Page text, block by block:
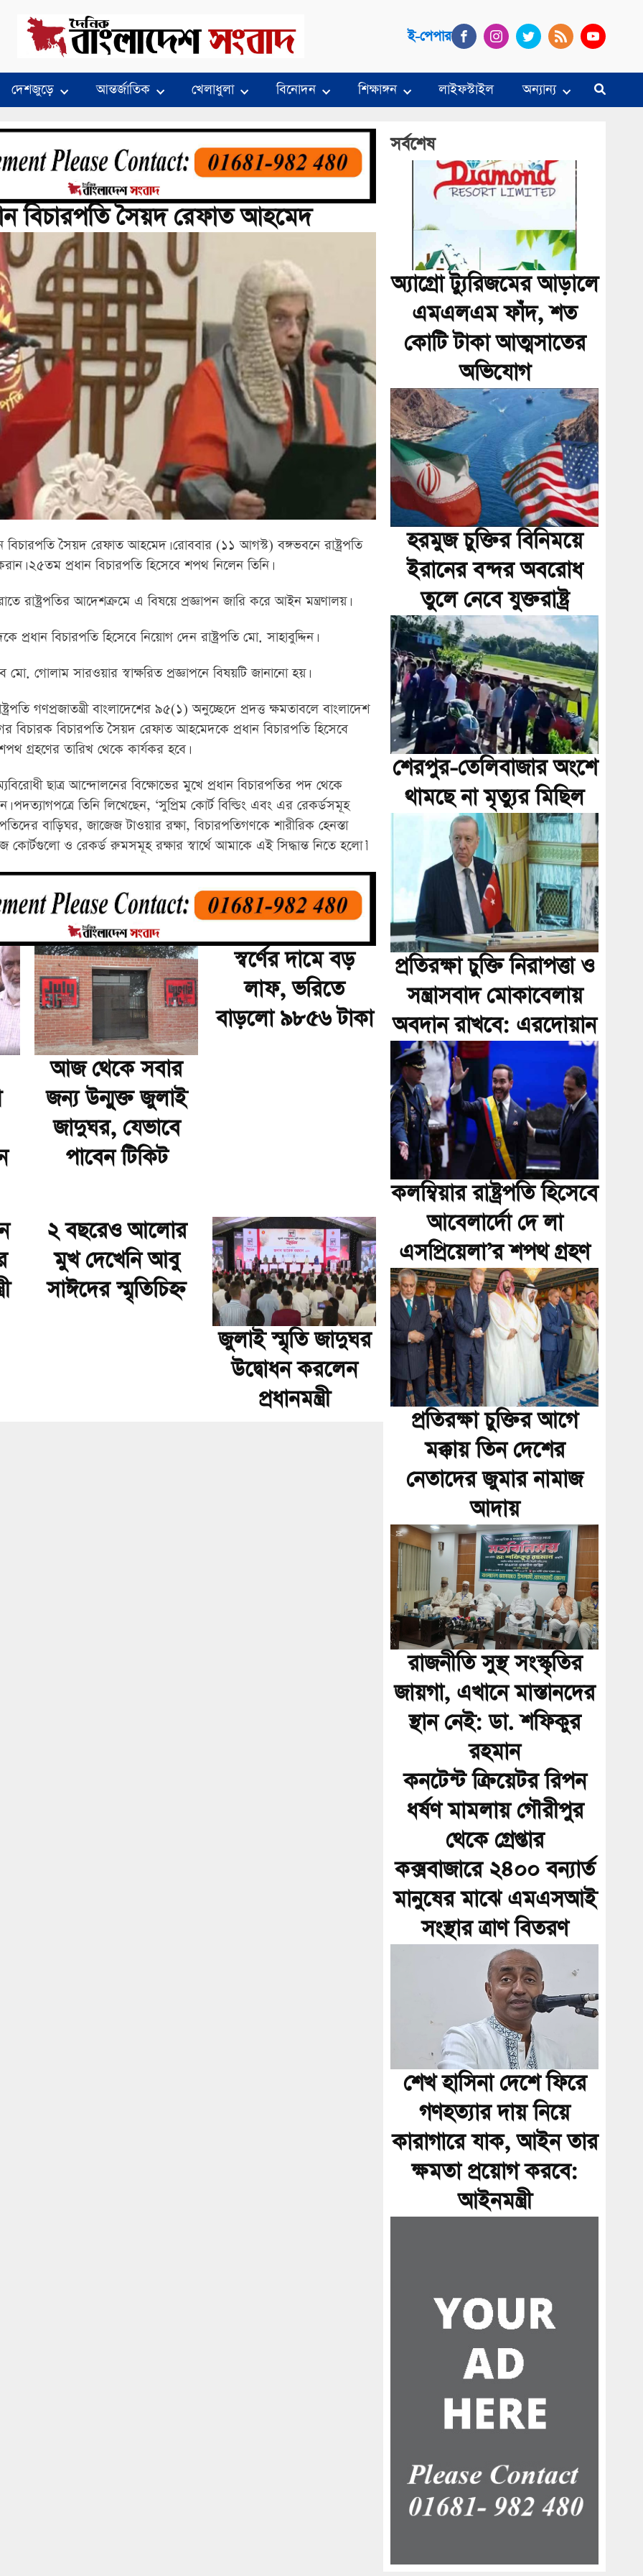
ই-পেপার
দেশজুড়ে আন্তর্জাতিক খেলাধুলা বিনোদন শিক্ষাঙ্গন লাইফস্টাইল অন্যান্য
বিচারপতি সৈয়দ রেফাত আহমেদ
বিচারপতি সৈয়দ রেফাত আহমেদ। রোববার (১১ আগস্ট) বঙ্গভবনে রাষ্ট্রপতি
২৫তম প্রধান বিচারপতি হিসেবে শপথ নিলেন তিনি।
রাষ্ট্রপতির আদেশক্রমে এ বিষয়ে প্রজ্ঞাপন জারি করে আইন মন্ত্রণালয়।
বিচারপতি হিসেবে নিয়োগ দেন রাষ্ট্রপতি মো. সাহাবুদ্দিন।
গোলাম সারওয়ার স্বাক্ষরিত প্রজ্ঞাপনে বিষয়টি জানানো হয়।
গণপ্রজাতন্ত্রী বাংলাদেশের ৯৫(১) অনুচ্ছেদে প্রদত্ত ক্ষমতাবলে বাংলাদেশ
বিচারক বিচারপতি সৈয়দ রেফাত আহমেদকে প্রধান বিচারপতি হিসেবে
গ্রহণের তারিখ থেকে কার্যকর হবে।
ছাত্র আন্দোলনের বিক্ষোভের মুখে প্রধান বিচারপতির পদ থেকে
পদত্যাগপত্রে তিনি লিখেছেন, ‘সুপ্রিম কোর্ট বিল্ডিং এবং এর রেকর্ডসমূহ
বাড়িঘর, জাজেজ টাওয়ার রক্ষা, বিচারপতিগণকে শারীরিক হেনস্তা
ও রেকর্ড রুমসমূহ রক্ষার স্বার্থে আমাকে এই সিদ্ধান্ত নিতে হলো।’
আজ থেকে সবার
জন্য উন্মুক্ত জুলাই
জাদুঘর, যেভাবে
পাবেন টিকিট
স্বর্ণের দামে বড়
লাফ, ভরিতে
বাড়লো ৯৮৫৬ টাকা
২ বছরেও আলোর
মুখ দেখেনি আবু
সাঈদের স্মৃতিচিহ্ন
জুলাই স্মৃতি জাদুঘর
উদ্বোধন করলেন
প্রধানমন্ত্রী
সর্বশেষ
অ্যাগ্রো ট্যুরিজমের আড়ালে
এমএলএম ফাঁদ, শত
কোটি টাকা আত্মসাতের
অভিযোগ
হরমুজ চুক্তির বিনিময়ে
ইরানের বন্দর অবরোধ
তুলে নেবে যুক্তরাষ্ট্র
শেরপুর-তেলিবাজার অংশে
থামছে না মৃত্যুর মিছিল
প্রতিরক্ষা চুক্তি নিরাপত্তা ও
সন্ত্রাসবাদ মোকাবেলায়
অবদান রাখবে: এরদোয়ান
কলম্বিয়ার রাষ্ট্রপতি হিসেবে
আবেলার্দো দে লা
এসপ্রিয়েলা’র শপথ গ্রহণ
প্রতিরক্ষা চুক্তির আগে
মক্কায় তিন দেশের
নেতাদের জুমার নামাজ
আদায়
রাজনীতি সুস্থ সংস্কৃতির
জায়গা, এখানে মাস্তানদের
স্থান নেই: ডা. শফিকুর
রহমান
কনটেন্ট ক্রিয়েটর রিপন
ধর্ষণ মামলায় গৌরীপুর
থেকে গ্রেপ্তার
কক্সবাজারে ২৪০০ বন্যার্ত
মানুষের মাঝে এমএসআই
সংস্থার ত্রাণ বিতরণ
শেখ হাসিনা দেশে ফিরে
গণহত্যার দায় নিয়ে
কারাগারে যাক, আইন তার
ক্ষমতা প্রয়োগ করবে:
আইনমন্ত্রী